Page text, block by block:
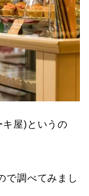
屋)というの
で調べてみまし